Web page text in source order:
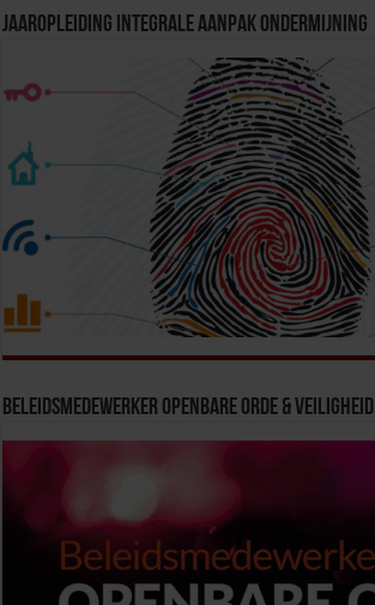
Jaaropleiding Integrale Aanpak Ondermijning
Beleidsmedewerker Openbare Orde & Veiligheid